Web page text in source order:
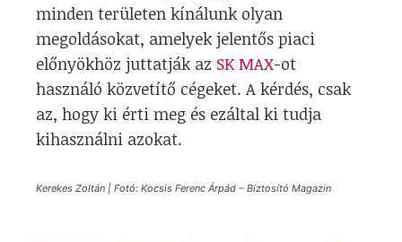
minden területen kínálunk olyan
megoldásokat, amelyek jelentős piaci
előnyökhöz juttatják az SK MAX-ot
használó közvetítő cégeket. A kérdés, csak
az, hogy ki érti meg és ezáltal ki tudja
kihasználni azokat.
Kerekes Zoltán | Fotó: Kocsis Ferenc Árpád – Biztosító Magazin